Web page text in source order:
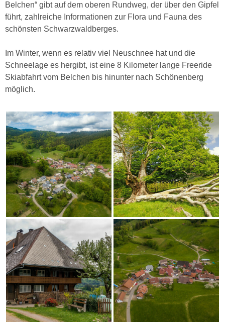
Belchen“ gibt auf dem oberen Rundweg, der über den Gipfel
führt, zahlreiche Informationen zur Flora und Fauna des
schönsten Schwarzwaldberges.
Im Winter, wenn es relativ viel Neuschnee hat und die
Schneelage es hergibt, ist eine 8 Kilometer lange Freeride
Skiabfahrt vom Belchen bis hinunter nach Schönenberg
möglich.